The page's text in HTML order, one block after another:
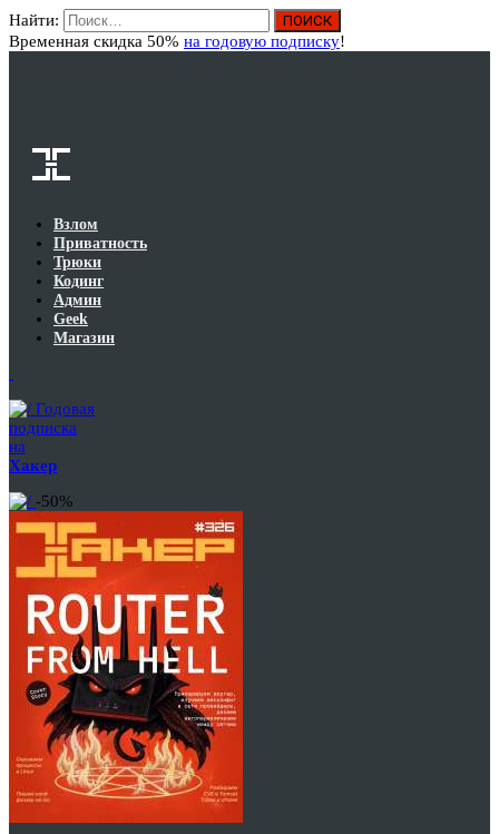
Найти:
Временная скидка 50% на годовую подписку!
Взлом
Приватность
Трюки
Кодинг
Админ
Geek
Магазин
Годовая
подписка
на
Хакер
-50%